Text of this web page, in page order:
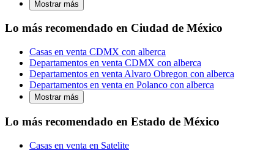
Mostrar más
Lo más recomendado en Ciudad de México
Casas en venta CDMX con alberca
Departamentos en venta CDMX con alberca
Departamentos en venta Alvaro Obregon con alberca
Departamentos en venta en Polanco con alberca
Mostrar más
Lo más recomendado en Estado de México
Casas en venta en Satelite